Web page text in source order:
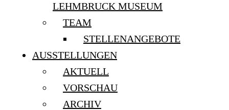
LEHMBRUCK MUSEUM
TEAM
STELLENANGEBOTE
AUSSTELLUNGEN
AKTUELL
VORSCHAU
ARCHIV